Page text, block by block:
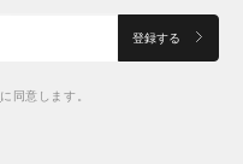
登録する
に同意します。